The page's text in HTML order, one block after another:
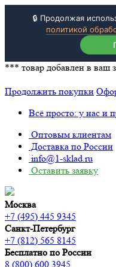
🔒 Продолжая
политикой
*** товар добавлен в ваш
Продолжить покупки
Всё просто: у нас и
Оптовым клиентам
Доставка по России
info@1-sklad.ru
Оставить заявку
Москва
+7 (495) 445 9345
Санкт-Петербург
+7 (812) 565 8145
Бесплатно по России
8 (800) 600 3945